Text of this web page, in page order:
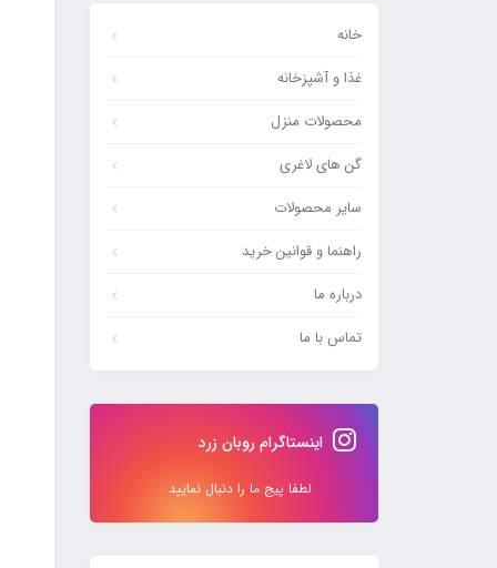
خانه
غذا و آشپزخانه
محصولات منزل
گن های لاغری
سایر محصولات
راهنما و قوانین خرید
درباره ما
تماس با ما
اینستاگرام روبان زرد
لطفا پیج ما را دنبال نمایید